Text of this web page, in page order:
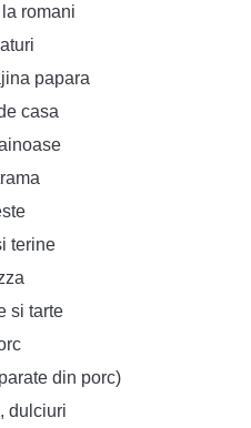
romani
papara
casa
terine
si tarte
din porc)
dulciuri